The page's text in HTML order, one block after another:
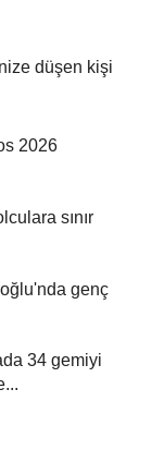
düşen kişi
2026
sınır
genç
34 gemiyi